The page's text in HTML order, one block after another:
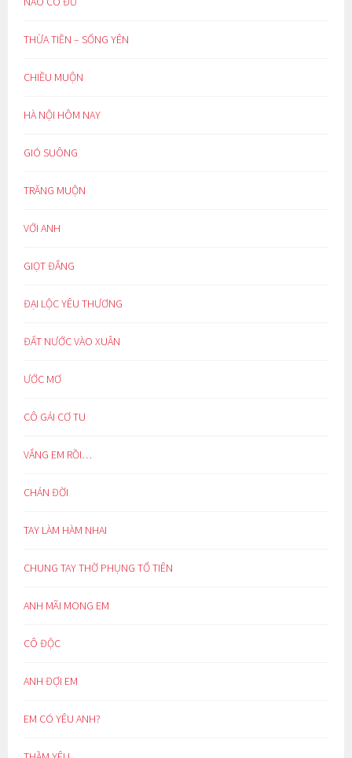
THỪA TIỀN – SỐNG YÊN
CHIỀU MUỘN
HÀ NỘI HÔM NAY
GIÓ SUÔNG
TRĂNG MUỘN
VỚI ANH
GIỌT ĐẮNG
ĐẠI LỘC YÊU THƯƠNG
ĐẤT NƯỚC VÀO XUÂN
ƯỚC MƠ
CÔ GÁI CƠ TU
VẮNG EM RỒI…
CHÁN ĐỜI
TAY LÀM HÀM NHAI
CHUNG TAY THỜ PHỤNG TỔ TIÊN
ANH MÃI MONG EM
CÔ ĐỘC
ANH ĐỢI EM
EM CÓ YÊU ANH?